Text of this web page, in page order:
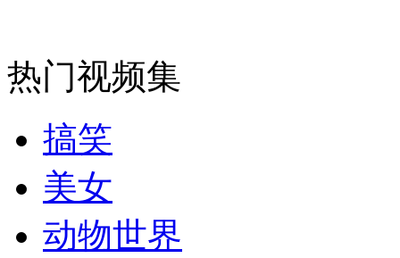
热门视频集
搞笑
美女
动物世界